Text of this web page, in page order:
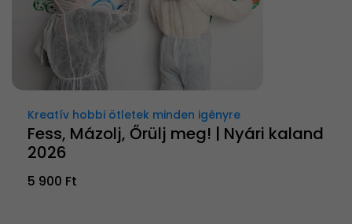
Kreatív hobbi ötletek minden igényre
Fess, Mázolj, Őrülj meg! | Nyári kaland
2026
5 900 Ft